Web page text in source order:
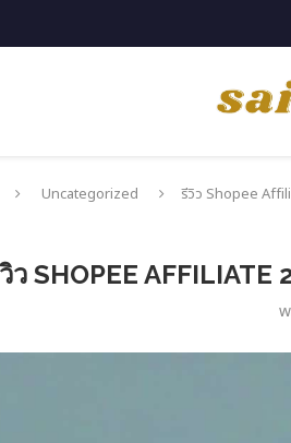
Uncategorized
รีวิว Shopee
ว SHOPEE